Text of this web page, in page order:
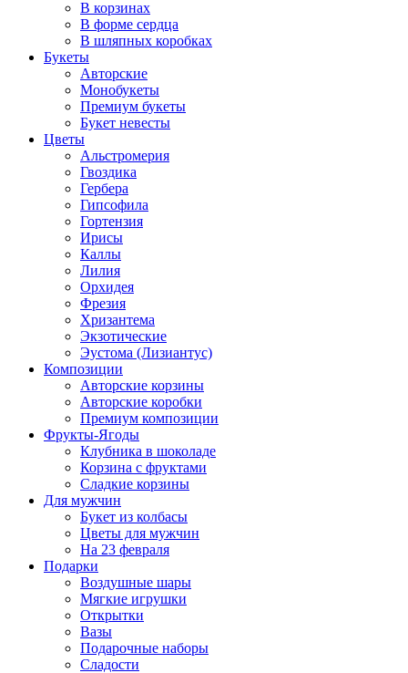
В корзинах
В форме сердца
В шляпных коробках
Букеты
Авторские
Монобукеты
Премиум букеты
Букет невесты
Цветы
Альстромерия
Гвоздика
Гербера
Гипсофила
Гортензия
Ирисы
Каллы
Лилия
Орхидея
Фрезия
Хризантема
Экзотические
Эустома (Лизиантус)
Композиции
Авторские корзины
Авторские коробки
Премиум композиции
Фрукты-Ягоды
Клубника в шоколаде
Корзина с фруктами
Сладкие корзины
Для мужчин
Букет из колбасы
Цветы для мужчин
На 23 февраля
Подарки
Воздушные шары
Мягкие игрушки
Открытки
Вазы
Подарочные наборы
Сладости